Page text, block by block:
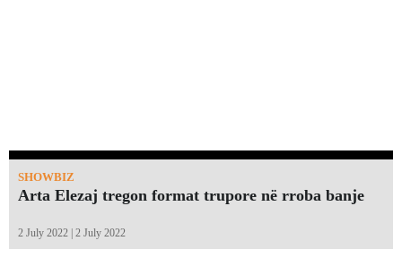
SHOWBIZ
Arta Elezaj tregon format trupore në rroba banje
2 July 2022 | 2 July 2022